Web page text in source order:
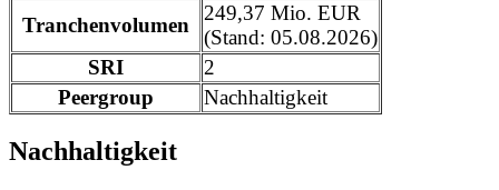
Tranchenvolumen
249,37 Mio. EUR
(Stand: 05.08.2026)
SRI
2
Peergroup
Nachhaltigkeit
Nachhaltigkeit